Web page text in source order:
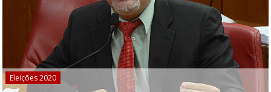
Eleições 2020